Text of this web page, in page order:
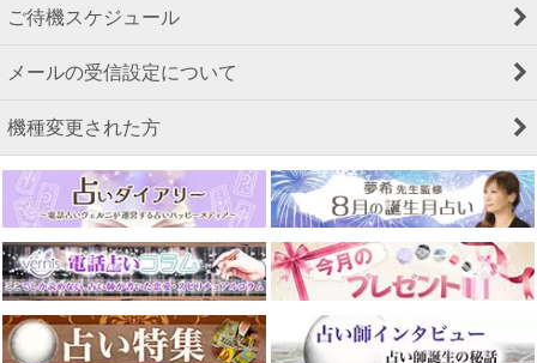
ご待機スケジュール
メールの受信設定について
機種変更された方